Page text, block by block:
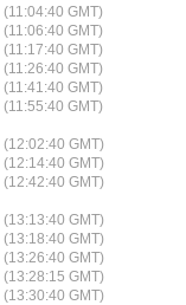
(11:04:40 GMT)
(11:06:40 GMT)
(11:17:40 GMT)
(11:26:40 GMT)
(11:41:40 GMT)
(11:55:40 GMT)
(12:02:40 GMT)
(12:14:40 GMT)
(12:42:40 GMT)
(13:13:40 GMT)
(13:18:40 GMT)
(13:26:40 GMT)
(13:28:15 GMT)
(13:30:40 GMT)